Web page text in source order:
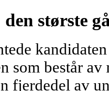
største
som består
fjerdedel av